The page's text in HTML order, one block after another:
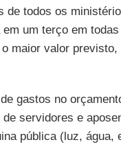
de todos os
um terço em
maior valor
gastos no
servidores e
pública (luz, água,